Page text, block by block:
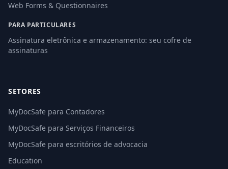
Web Forms & Questionnaires
PARA PARTICULARES
Assinatura eletrônica e armazenamento: seu cofre de
assinaturas
SETORES
MyDocSafe para Contadores
MyDocSafe para Serviços Financeiros
MyDocSafe para escritórios de advocacia
Education